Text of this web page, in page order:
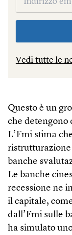
Vedi tutte le
Questo è un
che detengono
L’Fmi stima
ristrutturazione
banche
Le banche
recessione ne
il capitale,
dall’Fmi sulle
ha simulato